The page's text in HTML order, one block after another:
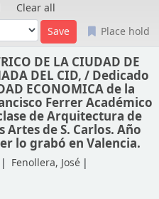
Clear all
Place hold
DE LA CIUDAD DE
DEL CID, /Dedicado
ECONOMICA de la
Ferrer Académico
de Arquitectura de
Artes de S. Carlos. Año
lo grabó en Valencia.
Fenollera, José